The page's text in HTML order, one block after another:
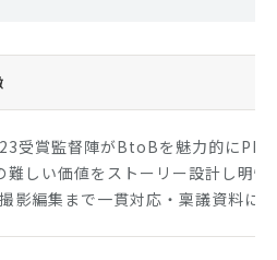
受賞監督陣がBtoBを魅力的にPR
しい価値をストーリー設計し明快
影編集まで一貫対応・稟議資料に